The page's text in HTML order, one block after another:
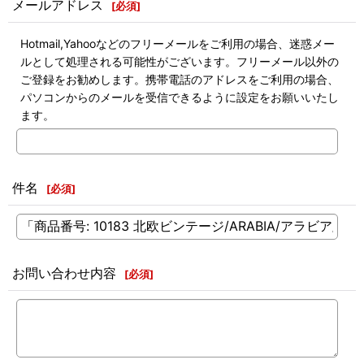
メールアドレス [必須]
Hotmail,Yahooなどのフリーメールをご利用の場合、迷惑メー
ルとして処理される可能性がございます。フリーメール以外の
ご登録をお勧めします。携帯電話のアドレスをご利用の場合、
パソコンからのメールを受信できるように設定をお願いいたし
ます。
件名 [必須]
お問い合わせ内容 [必須]